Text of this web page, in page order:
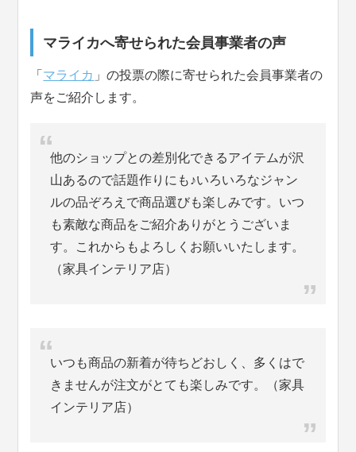
マライカへ寄せられた会員事業者の声
「 マライカ 」の投票の際に寄せられた会員事業者の
声をご紹介します。
他のショップとの差別化できるアイテムが沢
山あるので話題作りにも♪いろいろなジャン
ルの品ぞろえで商品選びも楽しみです。いつ
も素敵な商品をご紹介ありがとうございま
す。これからもよろしくお願いいたします。
（家具インテリア店）
いつも商品の新着が待ちどおしく、多くはで
きませんが注文がとても楽しみです。（家具
インテリア店）